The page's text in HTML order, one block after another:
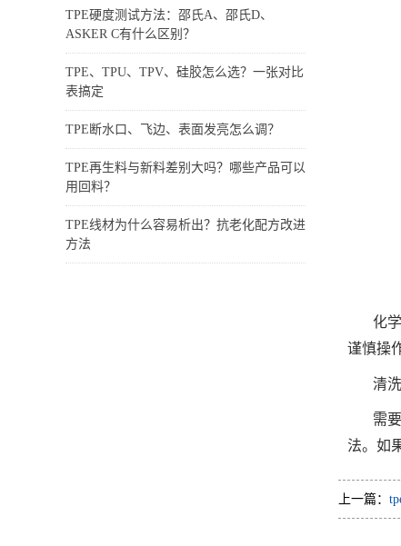
TPE硬度测试方法：邵氏A、邵氏D、
ASKER C有什么区别？
TPE、TPU、TPV、硅胶怎么选？一张对比
表搞定
TPE断水口、飞边、表面发亮怎么调？
TPE再生料与新料差别大吗？哪些产品可以
用回料？
TPE线材为什么容易析出？抗老化配方改进
方法
化
谨慎操
清
需
法。如
上一篇：